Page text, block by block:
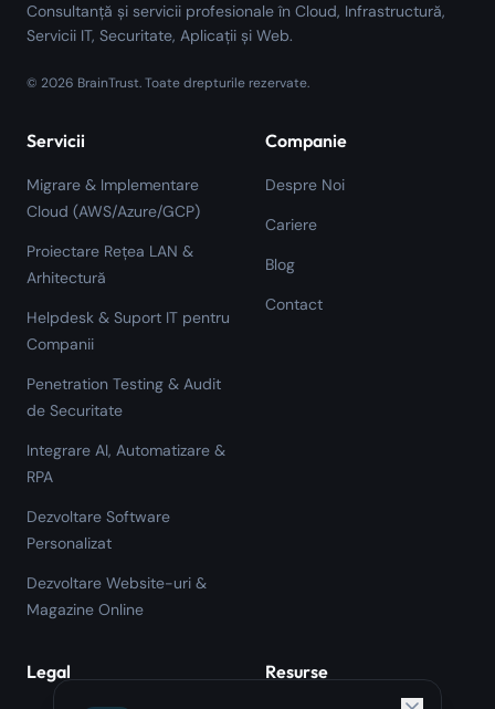
Consultanță și servicii profesionale în Cloud, Infrastructură,
Servicii IT, Securitate, Aplicații și Web.
© 2026 BrainTrust.Toate drepturile rezervate.
Servicii
Migrare & Implementare
Cloud (AWS/Azure/GCP)
Proiectare Rețea LAN &
Arhitectură
Helpdesk & Suport IT pentru
Companii
Penetration Testing & Audit
de Securitate
Integrare AI, Automatizare &
RPA
Dezvoltare Software
Personalizat
Dezvoltare Website-uri &
Magazine Online
Companie
Despre Noi
Cariere
Blog
Contact
Legal Resurse